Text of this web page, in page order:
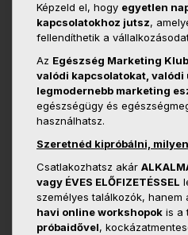
Képzeld el, hogy egyetlen
kapcsolatokhoz jutsz,
fellendíthetik a
Az Egészség Marketing Klub
valódi kapcsolatokat, valódi
legmodernebb marketing
egészségügy és
használhatsz.
Szeretnéd kipróbálni,
Csatlakozhatsz akár
vagy ÉVES ELŐFIZETÉSSEL
személyes találkozók, hanem
havi online workshopok is a
próbaidővel,